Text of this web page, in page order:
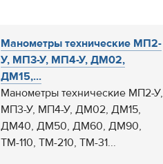
Манометры технические МП2-
У, МП3-У, МП4-У, ДМ02,
ДМ15,...
Манометры технические МП2-У,
МП3-У, МП4-У, ДМ02, ДМ15,
ДМ40, ДМ50, ДМ60, ДМ90,
ТМ-110, ТМ-210, ТМ-31...